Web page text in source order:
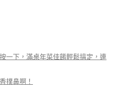
一下，滿桌年菜佳餚輕鬆搞定，連
撲鼻啊！